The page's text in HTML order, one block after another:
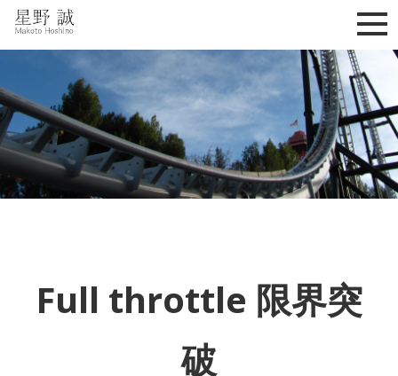
星野誠 makoto hoshino
Full throttle 限界突
破